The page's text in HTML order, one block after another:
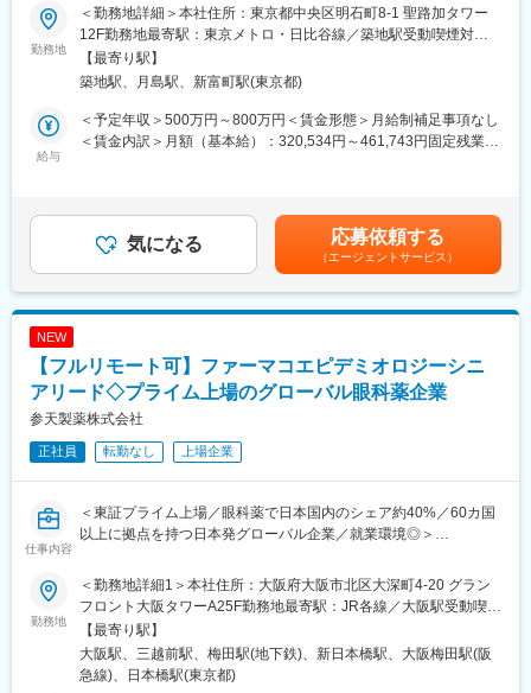
自社内に英語教室があり専任の講師を抱えております。
中途入社者もTeamsを利用したビジネス英語教室へ参加いただけ
ます。
また、通訳・翻訳者の英語サポートチームによる英語サポートを
■就業環境：
にもなっております。さらに、社内イベントや社員の自主的なス
ポーツサークル活動も盛んで、ファミリーのような雰囲気も特徴
■教育、福利厚生充実：
す。同時にPPDのカリキュラム導入や外国人トレーナーの配置を
通じてグローバルに対応できる人材を輩出できることが特徴の一
つです。
変更の範囲：会社の定める業務
＜具体的な業務内容＞
・主にグローバル治験の安全性情報業務
・治験薬・市販薬の安全性情報管理業務
・安全性情報（グローバル、ローカル案件）の評価
・安全性情報の入力、当局報告書（案）の作成
・PV関連ドキュメントの作成
・経験が豊富なPV経験者が多く在籍しております。当社のPV部門
は、チームワークを重視してプロジェクトに取り組んでおります
ので、安心して働いていただける環境です。
イアントが多いですが、内資企業のプロジェクトもご用意してお
ります。個々人のスキル・ご経験にあわせて担当するプロジェク
トを決定しますのでご安心ください。
■英語について：
Communicationを取ることになります。
自社内に英語教室があり専任の講師を抱えております。
中途入社者もTeamsを利用したビジネス英語教室へ参加いただけ
ます。
また、通訳・翻訳者の英語サポートチームによる英語サポートを
受けることも可能です。
勤務地
＜勤務地詳細＞本社住所：東京都中央区明石町8-1 聖路加タワー
12F勤務地最寄駅：東京メトロ・日比谷線／築地駅受動喫煙対
策：屋内全面禁煙変更の範囲：会社の定める事業所（リモートワ
ーク含む）
【最寄り駅】
築地駅、月島駅、新富町駅(東京都)
給与
＜予定年収＞500万円～800万円＜賃金形態＞月給制補足事項なし
＜賃金内訳＞月額（基本給）：320,534円～461,743円固定残業手
＞※年収は賞与を含む目安の金額となっており、経験・能力・前職
給与を考慮し、相談の上決定致します。※毎年3月末に業績に応じ
て業績賞与の支給があります。賃金はあくまでも目安の金額であ
り、選考を通じて上下する可能性があります。月給(月額)は固定手
当を含めた表記です。
気になる 応募依頼する
（エージェントサービス）
NEW
【フルリモート可】ファーマコエピデミオロジーシニ
アリード◇プライム上場のグローバル眼科薬企業
参天製薬株式会社
正社員 転勤なし 上場企業
仕事内容
＜東証プライム上場／眼科薬で日本国内のシェア約40%／60カ国
以上に拠点を持つ日本発グローバル企業／就業環境◎＞
■業務内容：
・自社製品(医薬品及び医療機器)の安全性に関わる事項について、
開発相及び市販後におけるカンパニーポジションを構築
・安全監視活動を効果的に実施するために、メディカルエバリュ
エーション、コンプライアンス、オペレーションの各機能と連携
・様々な研究データを活用して医薬品・医療機器の安全性・有効
勤務地
＜勤務地詳細1＞本社住所：大阪府大阪市北区大深町4-20 グラン
フロント大阪タワーA25F勤務地最寄駅：JR各線／大阪駅受動喫煙
対策：屋内全面禁煙＜勤務地詳細2＞東京オフィス住所：東京都中
央区日本橋室町1丁目13番7号 PMO日本橋室町ビル6F勤務地最寄
駅：東京メトロ銀座線・半蔵門線／三越前駅受動喫煙対策：屋内
【最寄り駅】
大阪駅、三越前駅、梅田駅(地下鉄)、新日本橋駅、大阪梅田駅(阪
急線)、日本橋駅(東京都)